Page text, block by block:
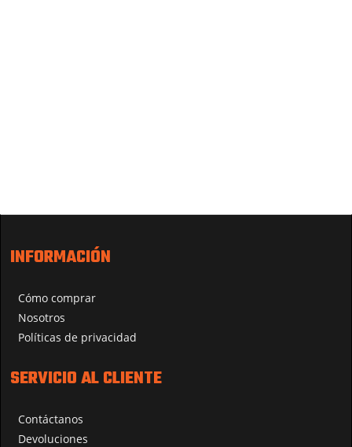
INFORMACIÓN
Cómo comprar
Nosotros
Políticas de privacidad
SERVICIO AL CLIENTE
Contáctanos
Devoluciones